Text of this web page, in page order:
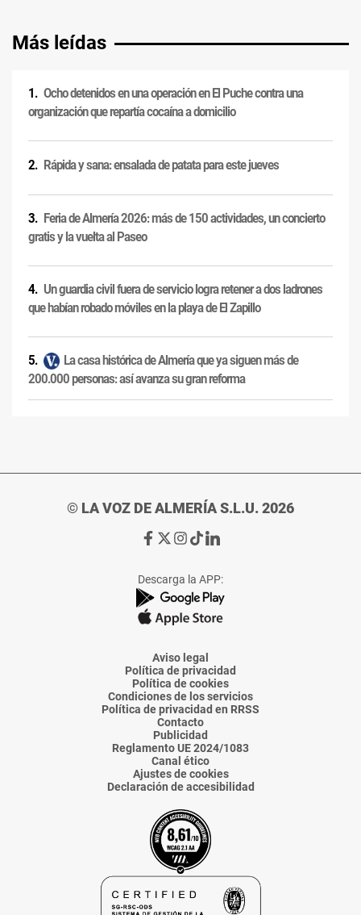
Más leídas
Ocho detenidos en una operación en El Puche contra una
organización que repartía cocaína a domicilio
Rápida y sana: ensalada de patata para este jueves
Feria de Almería 2026: más de 150 actividades, un concierto
gratis y la vuelta al Paseo
Un guardia civil fuera de servicio logra retener a dos ladrones
que habían robado móviles en la playa de El Zapillo
La casa histórica de Almería que ya siguen más de
200.000 personas: así avanza su gran reforma
© LA VOZ DE ALMERÍA S.L.U. 2026
Ir
de
La
Voz
Almería
Ir
de
La
Voz
Almería
Ir
de
La
Voz
Almería
Ir
de
La
Voz
Almería
Ir
de
La
Voz
Descarga la APP:
Aviso legal
Política de privacidad
Política de cookies
Condiciones de los servicios
Política de privacidad en RRSS
Contacto
Publicidad
Reglamento UE 2024/1083
Canal ético
Ajustes de cookies
Declaración de accesibilidad